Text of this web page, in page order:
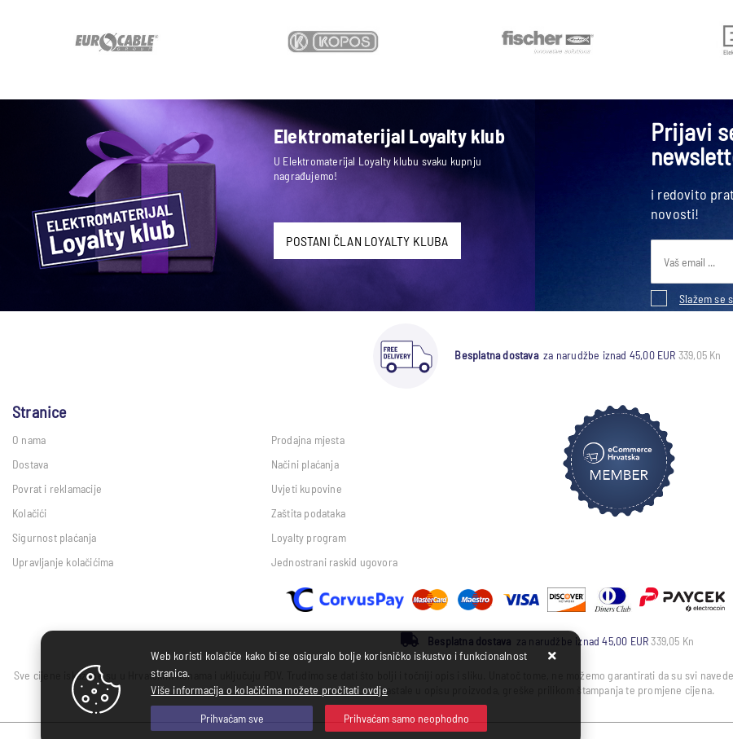
Elektromaterijal Loyalty klub
U Elektromaterijal Loyalty klubu svaku kupnju
nagrađujemo!
POSTANI ČLAN LOYALTY KLUBA
Prijavi
i redovito
novosti!
Slažem se
Besplatna dostavaza narudžbe iznad 45,00 EUR 339,05 Kn
Stranice
O nama
Prodajna mjesta
Dostava
Načini plaćanja
Povrat i reklamacije
Uvjeti kupovine
Kolačići
Zaštita podataka
Sigurnost plaćanja
Loyalty program
Upravljanje kolačićima
Jednostrani raskid ugovora
Besplatna dostava za narudžbe iznad 45,00 EUR339,05 Kn
Sve cijene iskazane su u Hrvatskim Kunama i uključuju PDV. Trudimo se dati što bolji i točniji opis i sliku. Unatoč tome, ne možemo garantirati da su svi
nastale u opisu proizvoda, greške prilikom štampanja te promjene cijena.
Web koristi kolačiće kako bi se osiguralo bolje korisničko iskustvo i funkcionalnost
stranica.
Više informacija o kolačićima možete pročitati ovdje
Prihvaćam sve Prihvaćam samo neophodno